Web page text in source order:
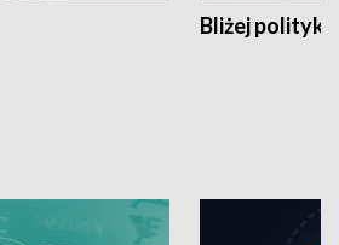
Bliżej polityki